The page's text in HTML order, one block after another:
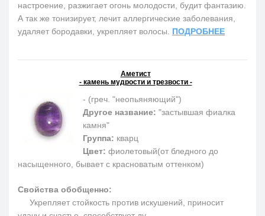
настроение, разжигает огонь молодости, будит фантазию.
А так же тонизирует, лечит аллергические заболевания,
удаляет бородавки, укрепляет волосы. ПОДРОБНЕЕ
Аметист
- камень мудрости и трезвости -
- (греч. "неопьяняющий")
Другое название: "застывшая фиалка
камня"
Группа: кварц
Цвет: фиолетовый(от бледного до
насыщенного, бывает с красноватым оттенком)
Свойства обобщенно:
Укрепляет стойкость против искушений, приносит